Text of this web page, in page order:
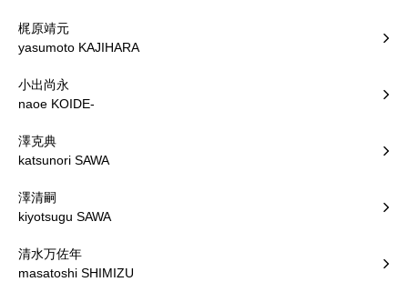
梶原靖元
yasumoto KAJIHARA
小出尚永
naoe KOIDE-
澤克典
katsunori SAWA
澤清嗣
kiyotsugu SAWA
清水万佐年
masatoshi SHIMIZU